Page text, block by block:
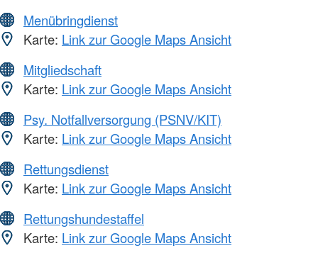
Menübringdienst
Karte: Link zur Google Maps Ansicht
Mitgliedschaft
Karte: Link zur Google Maps Ansicht
Psy. Notfallversorgung (PSNV/KIT)
Karte: Link zur Google Maps Ansicht
Rettungsdienst
Karte: Link zur Google Maps Ansicht
Rettungshundestaffel
Karte: Link zur Google Maps Ansicht